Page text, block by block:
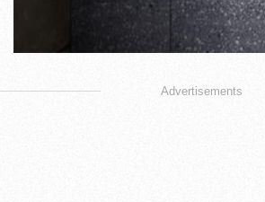
Advertisements